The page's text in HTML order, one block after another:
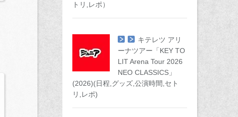
トリ,レポ）
キテレツ アリ
ーナツアー「KEY TO
LIT Arena Tour 2026
NEO CLASSICS」
(2026)(日程,グッズ,公演時間,セト
リ,レポ)